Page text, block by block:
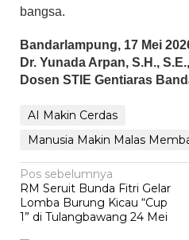
bangsa.
Bandarlampung, 17 Mei
Dr. Yunada Arpan, S.H.,
Dosen STIE Gentiaras
AI Makin Cerdas
Manusia Makin Malas
Navigasi
pos
Pos sebelumnya
RM Seruit Bunda Fitri Gelar
Lomba Burung Kicau “Cup
1” di Tulangbawang 24 Mei